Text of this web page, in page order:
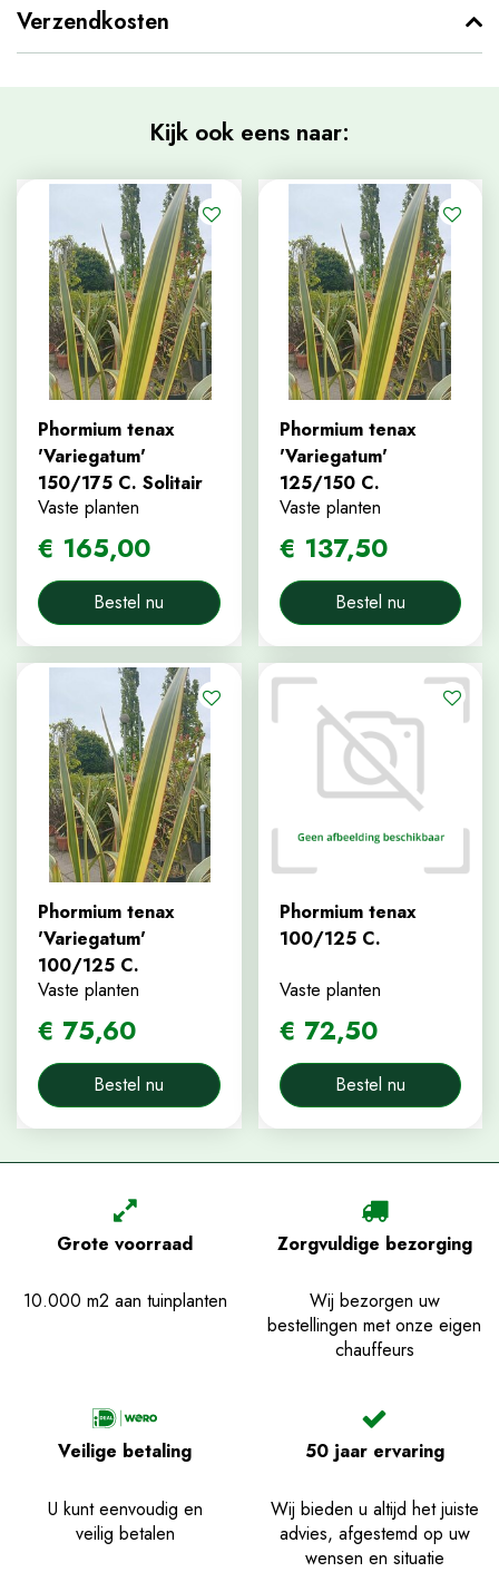
Verzendkosten
Kijk ook eens naar:
Phormium tenax
'Variegatum'
150/175 C. Solitair
Vaste planten
€ 165,00
Bestel nu
Phormium tenax
'Variegatum'
125/150 C.
Vaste planten
€ 137,50
Bestel nu
Phormium tenax
'Variegatum'
100/125 C.
Vaste planten
€ 75,60
Bestel nu
Phormium tenax
100/125 C.
Vaste planten
€ 72,50
Bestel nu
Grote voorraad
10.000 m2 aan tuinplanten
Zorgvuldige bezorging
Wij bezorgen uw
bestellingen met onze eigen
chauffeurs
Veilige betaling
U kunt eenvoudig en
veilig betalen
50 jaar ervaring
Wij bieden u altijd het juiste
advies, afgestemd op uw
wensen en situatie